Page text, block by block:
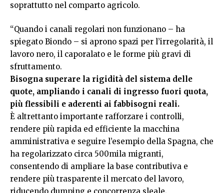
soprattutto nel comparto agricolo.
“Quando i canali regolari non funzionano – ha
spiegato Biondo – si aprono spazi per l’irregolarità, il
lavoro nero, il caporalato e le forme più gravi di
sfruttamento.
Bisogna superare la rigidità del sistema delle
quote, ampliando i canali di ingresso fuori quota,
più flessibili e aderenti ai fabbisogni reali.
È altrettanto importante rafforzare i controlli,
rendere più rapida ed efficiente la macchina
amministrativa e seguire l’esempio della Spagna, che
ha regolarizzato circa 500mila migranti,
consentendo di ampliare la base contributiva e
rendere più trasparente il mercato del lavoro,